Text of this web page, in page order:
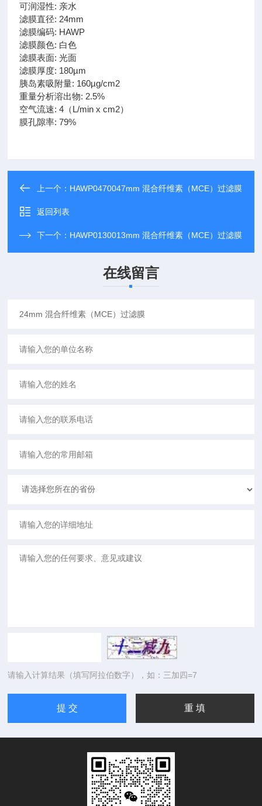
可润湿性: 亲水
滤膜直径: 24mm
滤膜编码: HAWP
滤膜颜色: 白色
滤膜表面: 光面
滤膜厚度: 180µm
胰岛素吸附量: 160µg/cm2
重量分析溶出物: 2.5%
空气流速: 4（L/min x cm2）
膜孔隙率: 79%
上一个： HAWP0470047mm 混合纤维素（MCE）过滤膜
返回列表
下一个： HAWP0130013mm 混合纤维素（MCE）过滤膜
在线留言
请输入计算结果（填写阿拉伯数字），如：三加四=7